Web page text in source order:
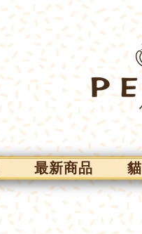
最新商品